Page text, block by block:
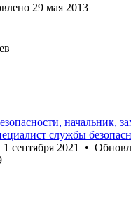
29 мая 2013
начальник,
службы
1 сентября 2021 •